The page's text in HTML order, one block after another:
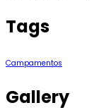
Tags
Campamentos
Gallery